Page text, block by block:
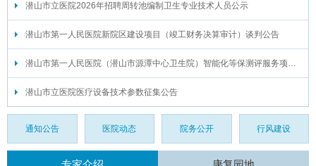
潜山市立医院2026年招聘周转池编制卫生专业技术人员公示
潜山市第一人民医院新院区建设项目（竣工财务决算审计）谈判公告
潜山市第一人民医院（潜山市源潭中心卫生院）智能化等保测评服务项目谈判公告
潜山市立医院医疗设备技术参数征集公告
通知公告 医院动态 院务公开 行风建设